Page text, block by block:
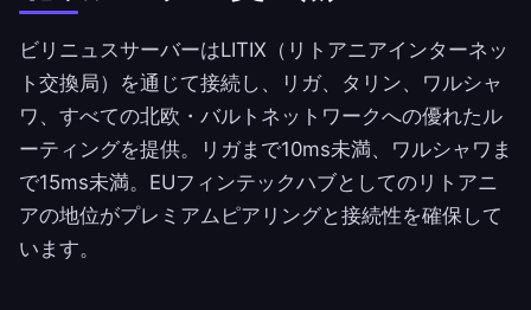
ビリニュスサーバーはLITIX（リトアニアインターネッ
ト交換局）を通じて接続し、リガ、タリン、ワルシャ
ワ、すべての北欧・バルトネットワークへの優れたル
ーティングを提供。リガまで10ms未満、ワルシャワま
で15ms未満。EUフィンテックハブとしてのリトアニ
アの地位がプレミアムピアリングと接続性を確保して
います。